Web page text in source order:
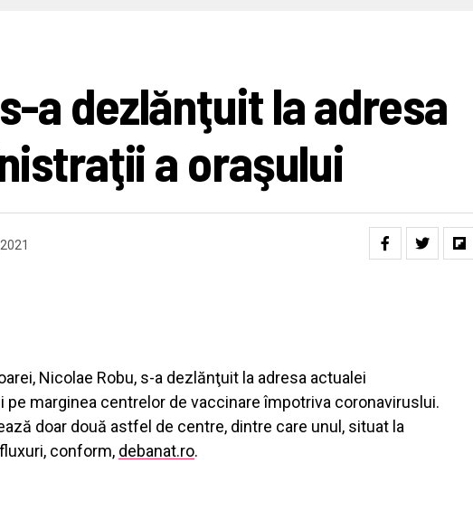
a dezlănţuit la adresa
a oraşului
Nicolae Robu, s-a dezlănţuit la adresa actualei
pe marginea centrelor de vaccinare împotriva coronaviruslui.
doar două astfel de centre, dintre care unul, situat la
conform, debanat.ro.